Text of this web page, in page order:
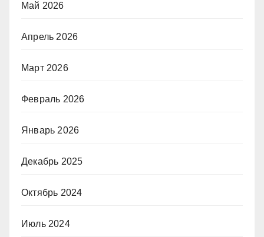
Май 2026
Апрель 2026
Март 2026
Февраль 2026
Январь 2026
Декабрь 2025
Октябрь 2024
Июль 2024